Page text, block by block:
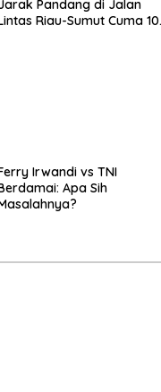
Pandang di Jalan
Riau-Sumut Cuma 10
Irwandi vs TNI
Apa Sih